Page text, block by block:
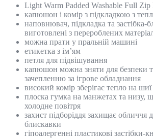
Light Warm Padded Washable Full Zip
капюшон і комір з підкладкою з
наповнювач, підкладка та застібка-
виготовлені з перероблених
можна прати у пральній машині
етикетка з ім’ям
петля для підвішування
капюшон можна зняти для безпеки
зачепленню за ігрове обладнання
високий комір зберігає тепло на шиї
плоска гумка на манжетах та низу,
холодне повітря
захист підборіддя захищає обличчя
блискавки
гіпоалергенні пластикові застібки-